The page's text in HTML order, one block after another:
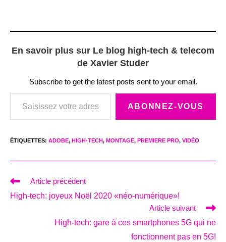
En savoir plus sur Le blog high-tech & telecom
de Xavier Studer
Subscribe to get the latest posts sent to your email.
Saisissez votre adresse e-mail…
ABONNEZ-VOUS
ÉTIQUETTES: ADOBE, HIGH-TECH, MONTAGE, PREMIERE PRO, VIDÉO
Read
articles
Article précédent
High-tech: joyeux Noël 2020 «néo-numérique»!
Article suivant
High-tech: gare à ces smartphones 5G qui ne
fonctionnent pas en 5G!